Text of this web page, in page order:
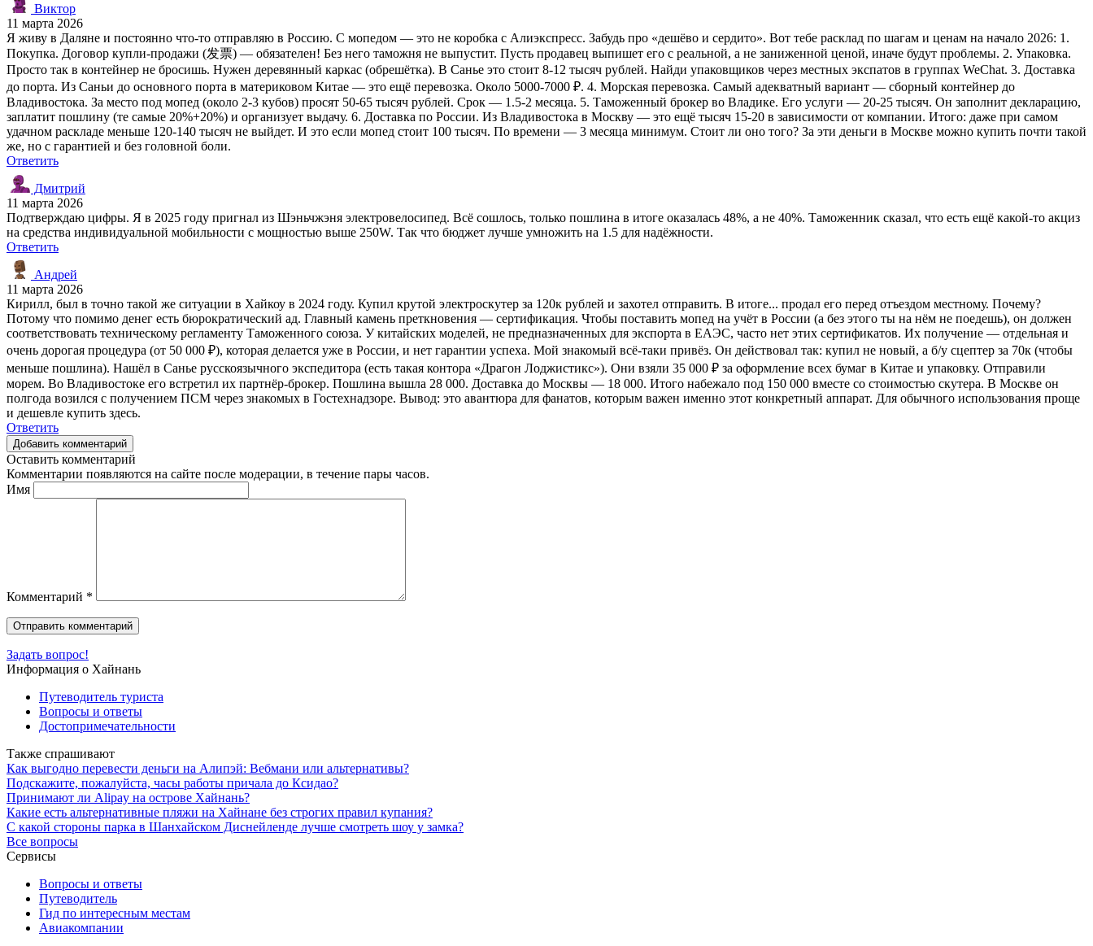
Виктор
11 марта 2026
Я живу в Даляне и постоянно что-то отправляю в Россию. С мопедом — это не коробка с Алиэкспресс. Забудь про «дешёво и сердито». Вот тебе расклад по шагам и ценам на начало 2026: 1.
Покупка. Договор купли-продажи (发票) — обязателен! Без него таможня не выпустит. Пусть продавец выпишет его с реальной, а не заниженной ценой, иначе будут проблемы. 2. Упаковка.
Просто так в контейнер не бросишь. Нужен деревянный каркас (обрешётка). В Санье это стоит 8-12 тысяч рублей. Найди упаковщиков через местных экспатов в группах WeChat. 3. Доставка
до порта. Из Саньи до основного порта в материковом Китае — это ещё перевозка. Около 5000-7000 ₽. 4. Морская перевозка. Самый адекватный вариант — сборный контейнер до
Владивостока. За место под мопед (около 2-3 кубов) просят 50-65 тысяч рублей. Срок — 1.5-2 месяца. 5. Таможенный брокер во Владике. Его услуги — 20-25 тысяч. Он заполнит декларацию,
заплатит пошлину (те самые 20%+20%) и организует выдачу. 6. Доставка по России. Из Владивостока в Москву — это ещё тысяч 15-20 в зависимости от компании. Итого: даже при самом
удачном раскладе меньше 120-140 тысяч не выйдет. И это если мопед стоит 100 тысяч. По времени — 3 месяца минимум. Стоит ли оно того? За эти деньги в Москве можно купить почти такой
же, но с гарантией и без головной боли.
Ответить
Дмитрий
11 марта 2026
Подтверждаю цифры. Я в 2025 году пригнал из Шэньчжэня электровелосипед. Всё сошлось, только пошлина в итоге оказалась 48%, а не 40%. Таможенник сказал, что есть ещё какой-то акциз
на средства индивидуальной мобильности с мощностью выше 250W. Так что бюджет лучше умножить на 1.5 для надёжности.
Ответить
Андрей
11 марта 2026
Кирилл, был в точно такой же ситуации в Хайкоу в 2024 году. Купил крутой электроскутер за 120к рублей и захотел отправить. В итоге... продал его перед отъездом местному. Почему?
Потому что помимо денег есть бюрократический ад. Главный камень преткновения — сертификация. Чтобы поставить мопед на учёт в России (а без этого ты на нём не поедешь), он должен
соответствовать техническому регламенту Таможенного союза. У китайских моделей, не предназначенных для экспорта в ЕАЭС, часто нет этих сертификатов. Их получение — отдельная и
очень дорогая процедура (от 50 000 ₽), которая делается уже в России, и нет гарантии успеха. Мой знакомый всё-таки привёз. Он действовал так: купил не новый, а б/у сцептер за 70к (чтобы
меньше пошлина). Нашёл в Санье русскоязычного экспедитора (есть такая контора «Драгон Лоджистикс»). Они взяли 35 000 ₽ за оформление всех бумаг в Китае и упаковку. Отправили
морем. Во Владивостоке его встретил их партнёр-брокер. Пошлина вышла 28 000. Доставка до Москвы — 18 000. Итого набежало под 150 000 вместе со стоимостью скутера. В Москве он
полгода возился с получением ПСМ через знакомых в Гостехнадзоре. Вывод: это авантюра для фанатов, которым важен именно этот конкретный аппарат. Для обычного использования проще
и дешевле купить здесь.
Ответить
Добавить комментарий
Оставить комментарий
Комментарии появляются на сайте после модерации, в течение пары часов.
Имя
Комментарий *
Задать вопрос!
Информация о Хайнань
Путеводитель туриста
Вопросы и ответы
Достопримечательности
Также спрашивают
Как выгодно перевести деньги на Алипэй: Вебмани или альтернативы?
Подскажите, пожалуйста, часы работы причала до Ксидао?
Принимают ли Alipay на острове Хайнань?
Какие есть альтернативные пляжи на Хайнане без строгих правил купания?
С какой стороны парка в Шанхайском Диснейленде лучше смотреть шоу у замка?
Все вопросы
Сервисы
Вопросы и ответы
Путеводитель
Гид по интересным местам
Авиакомпании